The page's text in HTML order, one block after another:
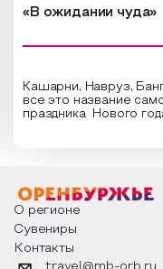
«В ожидании чуда»
Кашарни, Навруз,
все это название
праздника Нового
о том, как встречают
разных уголках
обряды совершают на
благополучие, в чем
различаются
Дед Мороз и откуда
О регионе
Сувениры
Контакты